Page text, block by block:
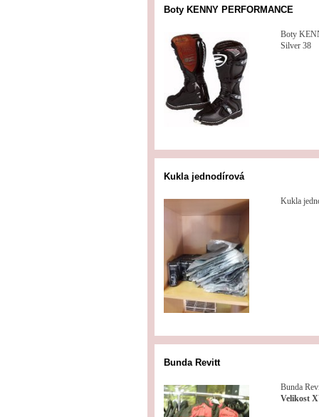
Boty KENNY PERFORMANCE
Boty
Silver 38
Kukla jednodírová
Kukla
Bunda Revitt
Bunda
Velikost